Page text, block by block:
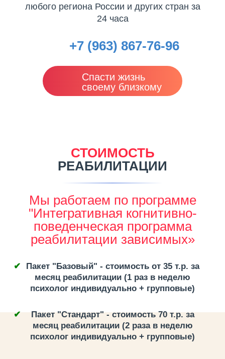
любого региона России и других стран за
24 часа
+7 (963) 867-76-96
Спасти жизнь
своему близкому
СТОИМОСТЬ
РЕАБИЛИТАЦИИ
Мы работаем по программе
"Интегративная когнитивно-
поведенческая программа
реабилитации зависимых»
Пакет "Базовый" - стоимость от 35 т.р. за
месяц реабилитации (1 раз в неделю
психолог индивидуально + групповые)
Пакет "Стандарт" - стоимость 70 т.р. за
месяц реабилитации (2 раза в неделю
психолог индивидуально + групповые)